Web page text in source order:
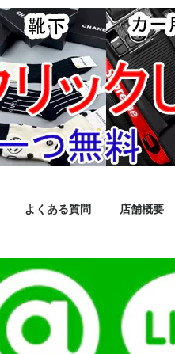
よくある質問 店舗概要